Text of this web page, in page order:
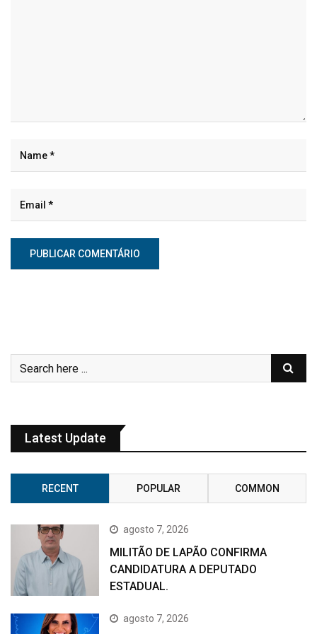
Latest Update
RECENT POPULAR COMMON
agosto 7, 2026
MILITÃO DE LAPÃO CONFIRMA
CANDIDATURA A DEPUTADO
ESTADUAL.
agosto 7, 2026